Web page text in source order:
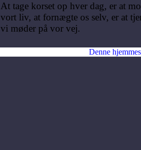
At tage korset op hver dag, er at
vort liv, at fornægte os selv, er at
vi møder på vor vej.
Denne